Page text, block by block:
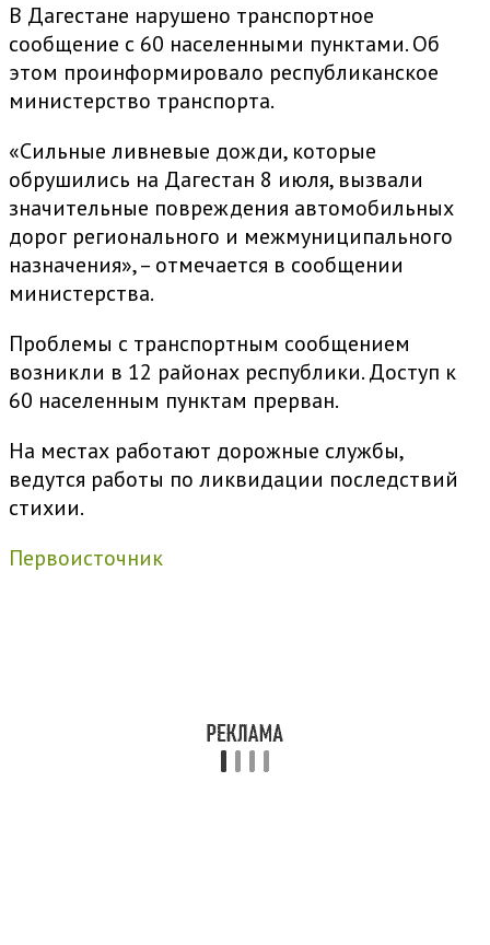
В Дагестане нарушено транспортное
сообщение с 60 населенными пунктами. Об
этом проинформировало республиканское
министерство транспорта.
«Сильные ливневые дожди, которые
обрушились на Дагестан 8 июля, вызвали
значительные повреждения автомобильных
дорог регионального и межмуниципального
назначения», – отмечается в сообщении
министерства.
Проблемы с транспортным сообщением
возникли в 12 районах республики. Доступ к
60 населенным пунктам прерван.
На местах работают дорожные службы,
ведутся работы по ликвидации последствий
стихии.
Первоисточник